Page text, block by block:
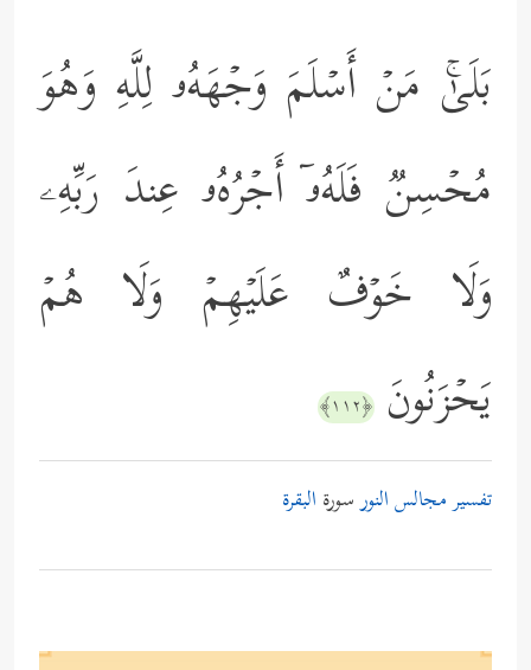
بَلَىٰۚ مَنۡ أَسۡلَمَ وَجۡهَهُۥ لِلَّهِ وَهُوَ
مُحۡسِنࣱ فَلَهُۥۤ أَجۡرُهُۥ عِندَ رَبِّهِۦ
وَلَا خَوۡفٌ عَلَیۡهِمۡ وَلَا هُمۡ
یَحۡزَنُونَ ﴿١١٢﴾
تفسير مجالس النورسورة البقرة